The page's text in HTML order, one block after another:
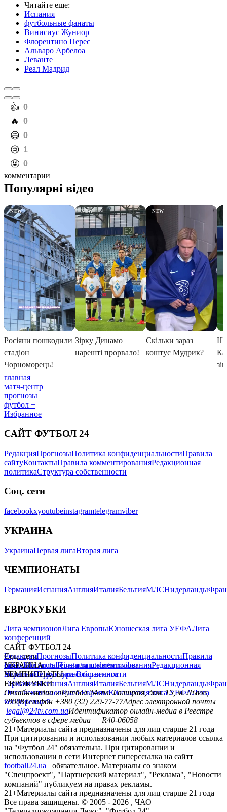
Читайте еще:
Испания
футбольные фанаты
Винисиус Жуниор
Флорентино Перес
Альваро Арбелоа
Леванте
Реал Мадрид
️👍 0
️🔥 0
️😄 0
️😢 1
️🤬 0
комментарии
главная
матч-центр
прогнозы
футбол +
Избранное
САЙТ ФУТБОЛ 24
РедакцияПрогнозыПолитика конфиденциальностиПравила
сайтуКонтактыПравила комментированияРедакционная
политикаСтруктура собственности
Соц. сети
facebookxyoutubeinstagramtelegramviber
УКРАИНА
УкраинаПервая лигаВторая лига
ЧЕМПИОНАТЫ
ГерманияИспанияАнглияИталияБельгияМЛСНидерланды
ЕВРОКУБКИ
Лига чемпионовЛига ЕвропыЮношеская лига УЕФАЛига
конференций
САЙТ ФУТБОЛ 24
РедакцияПрогнозыПолитика конфиденциальностиПравила
сайтуКонтактыПравила комментированияРедакционная
политикаСтруктура собственности
Соц. сети
facebookxyoutubeinstagramtelegramviber
УКРАИНА
УкраинаПервая лигаВторая лига
ЧЕМПИОНАТЫ
ГерманияИспанияАнглияИталияБельгияМЛСНидерланды
ЕВРОКУБКИ
Лига чемпионовЛига ЕвропыЮношеская лига УЕФАЛига
конференций
Онлайн-медиа «Футбол 24»пл. Галицкая, дом. 15, м. Львов,
79008Телефон +380 (32) 229-77-77Адрес электронной почты
legal@24tv.com.uaИдентификатор онлайн-медиа в Реестре
субъектов в сфере медиа — R40-06058
21+Материалы сайта предназначены для лиц старше 21 года
При цитировании и использовании любых материалов ссылка
на "Футбол 24" обязательна. При цитировании и
использовании в сети Интернет гиперссылка на сайтт
football24.ua
обязательное. Материалы со знаком
"Спецпроект", "Партнерский материал", "Реклама", "Новости
компаний" публикуем на правах рекламы.
21+Материалы сайта предназначены для лиц старше 21 года
Все права защищены. © 2005 - 2026 , ЧАО